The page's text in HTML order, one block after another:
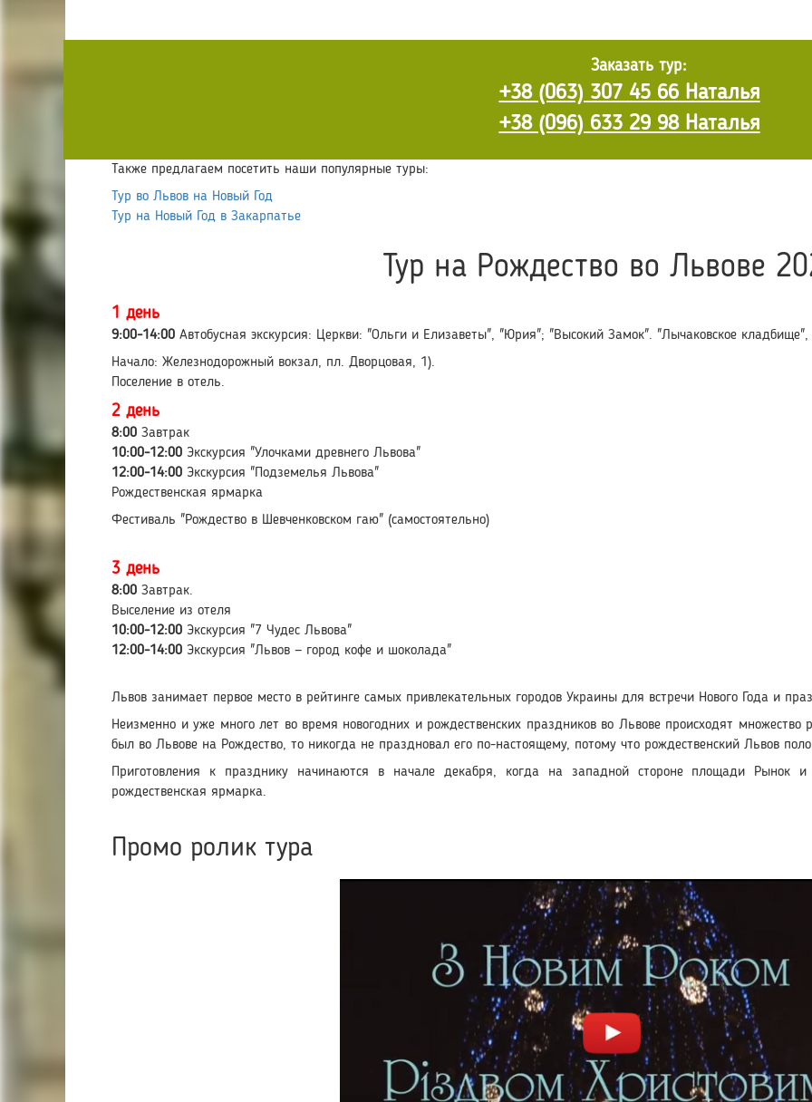
Заказать тур:
+38 (063) 307 45 66Наталья
+38 (096) 633 29 98Наталья
Также предлагаем посетить наши популярные туры:
Тур во Львов на Новый Год
Тур на Новый Год в Закарпатье
Тур на Рождество во Львове
1 день
9:00-14:00 Автобусная экскурсия: Церкви: "Ольги и Елизаветы", "Юрия"; "Высокий Замок". "Лычаковское кладбище",
Начало: Железнодорожный вокзал, пл. Дворцовая, 1).
Поселение в отель.
2 день
8:00 Завтрак
10:00-12:00 Экскурсия "Улочками древнего Львова"
12:00-14:00 Экскурсия "Подземелья Львова"
Рождественская ярмарка
Фестиваль "Рождество в Шевченковском гаю" (самостоятельно)
3 день
8:00 Завтрак.
Выселение из отеля
10:00-12:00 Экскурсия "7 Чудес Львова"
12:00-14:00 Экскурсия "Львов — город кофе и шоколада"
Львов занимает первое место в рейтинге самых привлекательных городов Украины для встречи Нового Года и
Неизменно и уже много лет во время новогодних и рождественских праздников во Львове происходят
был во Львове на Рождество, то никогда не праздновал его по-настоящему, потому что рождественский Львов
Приготовления к празднику начинаются в начале декабря, когда на западной стороне площади Рынок и
рождественская ярмарка.
Промо ролик тура